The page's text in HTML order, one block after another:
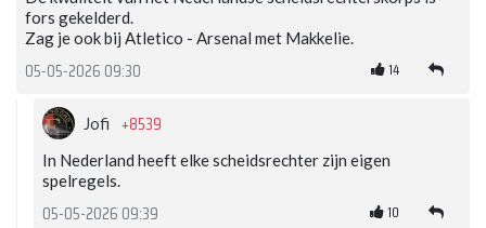
fors gekelderd.
Zag je ook bij Atletico - Arsenal met Makkelie.
05-05-2026 09:30 14
Jofi +8539
In Nederland heeft elke scheidsrechter zijn eigen
spelregels.
05-05-2026 09:39 10